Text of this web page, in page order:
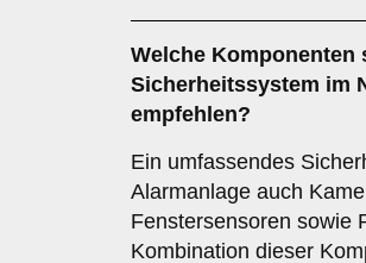
Welche Komponenten
Sicherheitssystem im
empfehlen?
Ein umfassendes
Alarmanlage auch
Fenstersensoren sowie
Kombination dieser